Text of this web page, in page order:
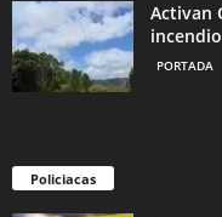
Activan
PORTADA
Policiacas